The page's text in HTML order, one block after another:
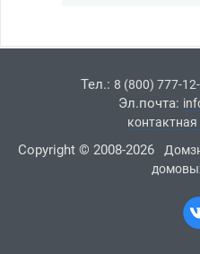
Тел.: 8 (800) 777-
Эл.почта:
Copyright © 2008-2026